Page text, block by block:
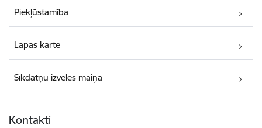
Piekļūstamība
Lapas karte
Sīkdatņu izvēles maiņa
Kontakti